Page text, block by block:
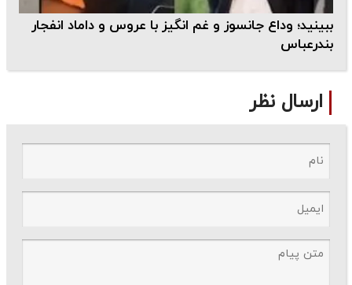
ببینید؛ وداع جانسوز و غم انگیز با عروس و داماد انفجار
بندرعباس
ارسال نظر